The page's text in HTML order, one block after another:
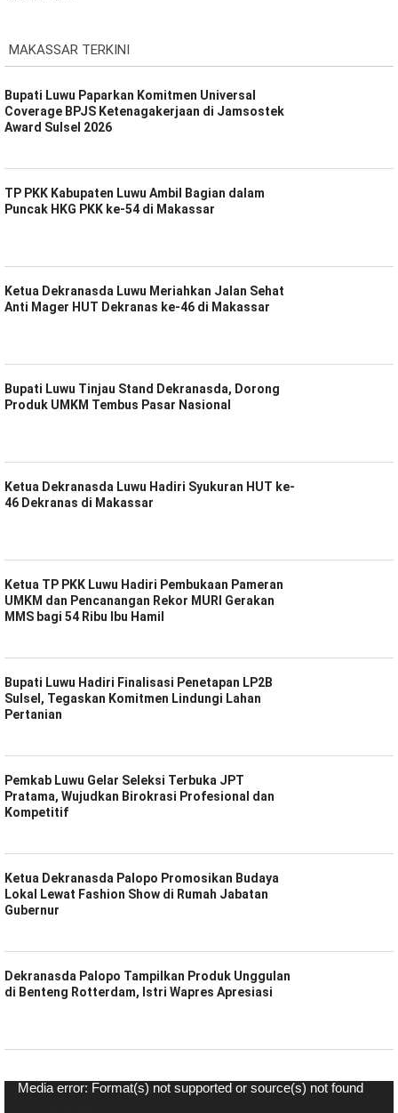
MAKASSAR TERKINI
Bupati Luwu Paparkan Komitmen Universal
Coverage BPJS Ketenagakerjaan di Jamsostek
Award Sulsel 2026
TP PKK Kabupaten Luwu Ambil Bagian dalam
Puncak HKG PKK ke-54 di Makassar
Ketua Dekranasda Luwu Meriahkan Jalan Sehat
Anti Mager HUT Dekranas ke-46 di Makassar
Bupati Luwu Tinjau Stand Dekranasda, Dorong
Produk UMKM Tembus Pasar Nasional
Ketua Dekranasda Luwu Hadiri Syukuran HUT ke-
46 Dekranas di Makassar
Ketua TP PKK Luwu Hadiri Pembukaan Pameran
UMKM dan Pencanangan Rekor MURI Gerakan
MMS bagi 54 Ribu Ibu Hamil
Bupati Luwu Hadiri Finalisasi Penetapan LP2B
Sulsel, Tegaskan Komitmen Lindungi Lahan
Pertanian
Pemkab Luwu Gelar Seleksi Terbuka JPT
Pratama, Wujudkan Birokrasi Profesional dan
Kompetitif
Ketua Dekranasda Palopo Promosikan Budaya
Lokal Lewat Fashion Show di Rumah Jabatan
Gubernur
Dekranasda Palopo Tampilkan Produk Unggulan
di Benteng Rotterdam, Istri Wapres Apresiasi
Pemutar
Media error: Format(s) not supported or source(s) not found